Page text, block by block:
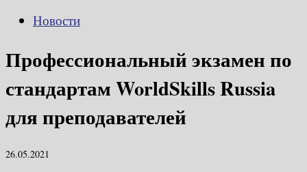
Новости
Профессиональный экзамен по
стандартам WorldSkills Russia
для преподавателей
26.05.2021